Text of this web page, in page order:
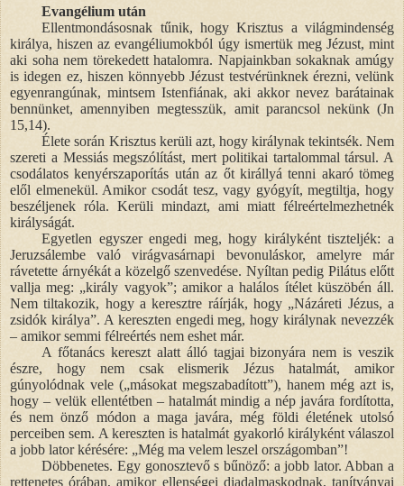
Evangélium után
Ellentmondásosnak tűnik, hogy Krisztus a világmindenség
királya, hiszen az evangéliumokból úgy ismertük meg Jézust, mint
aki soha nem törekedett hatalomra. Napjainkban sokaknak amúgy
is idegen ez, hiszen könnyebb Jézust testvérünknek érezni, velünk
egyenrangúnak, mintsem Istenfiának, aki akkor nevez barátainak
bennünket, amennyiben megtesszük, amit parancsol nekünk (Jn
15,14).
Élete során Krisztus kerüli azt, hogy királynak tekintsék. Nem
szereti a Messiás megszólítást, mert politikai tartalommal társul. A
csodálatos kenyérszaporítás után az őt királlyá tenni akaró tömeg
elől elmenekül. Amikor csodát tesz, vagy gyógyít, megtiltja, hogy
beszéljenek róla. Kerüli mindazt, ami miatt félreértelmezhetnék
királyságát.
Egyetlen egyszer engedi meg, hogy királyként tiszteljék: a
Jeruzsálembe való virágvasárnapi bevonuláskor, amelyre már
rávetette árnyékát a közelgő szenvedése. Nyíltan pedig Pilátus előtt
vallja meg: „király vagyok”; amikor a halálos ítélet küszöbén áll.
Nem tiltakozik, hogy a keresztre ráírják, hogy „Názáreti Jézus, a
zsidók királya”. A kereszten engedi meg, hogy királynak nevezzék
– amikor semmi félreértés nem eshet már.
A főtanács kereszt alatt álló tagjai bizonyára nem is veszik
észre, hogy nem csak elismerik Jézus hatalmát, amikor
gúnyolódnak vele („másokat megszabadított”), hanem még azt is,
hogy – velük ellentétben – hatalmát mindig a nép javára fordította,
és nem önző módon a maga javára, még földi életének utolsó
perceiben sem. A kereszten is hatalmát gyakorló királyként válaszol
a jobb lator kérésére: „Még ma velem leszel országomban”!
Döbbenetes. Egy gonosztevő s bűnöző: a jobb lator. Abban a
rettenetes órában, amikor ellenségei diadalmaskodnak, tanítványai